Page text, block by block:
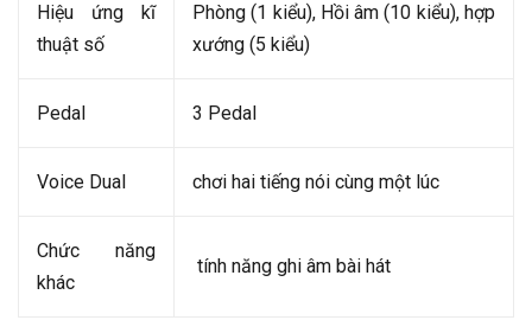
Hiệu ứng kĩ
thuật số
Phòng (1 kiểu), Hồi âm (10 kiểu), hợp
xướng (5 kiểu)
Pedal 3 Pedal
Voice Dual chơi hai tiếng nói cùng một lúc
Chức năng
khác
tính năng ghi âm bài hát